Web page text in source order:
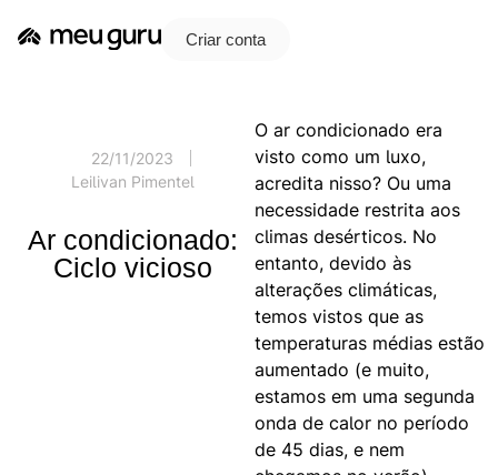
Criar conta
22/11/2023
Leilivan Pimentel
Ar condicionado:
Ciclo vicioso
O ar condicionado era
visto como um luxo,
acredita nisso? Ou uma
necessidade restrita aos
climas desérticos. No
entanto, devido às
alterações climáticas,
temos vistos que as
temperaturas médias estão
aumentado (e muito,
estamos em uma segunda
onda de calor no período
de 45 dias, e nem